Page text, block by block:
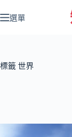
至
容
選單
標籤 世界